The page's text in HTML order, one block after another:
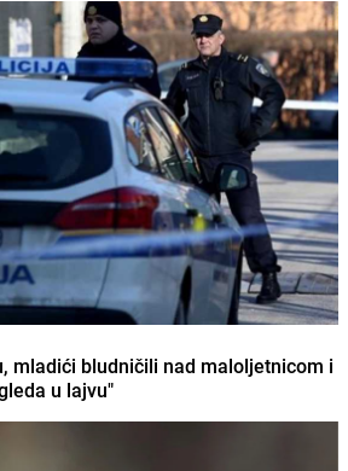
mladići bludničili nad maloljetnicom i
u lajvu"